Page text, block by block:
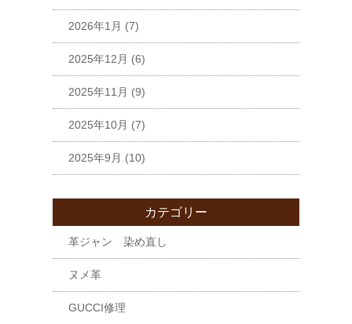
2026年1月 (7)
2025年12月 (6)
2025年11月 (9)
2025年10月 (7)
2025年9月 (10)
カテゴリー
革ジャン 染め直し
ヌメ革
GUCCI修理